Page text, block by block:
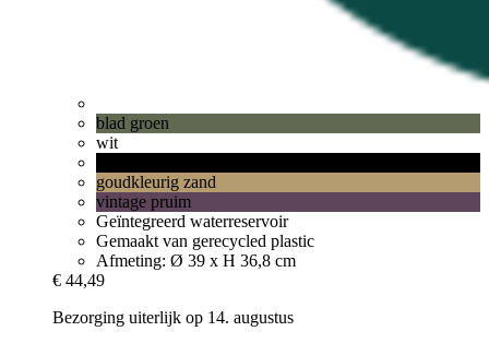
blad groen
wit
goudkleurig zand
vintage pruim
Geïntegreerd waterreservoir
Gemaakt van gerecycled plastic
Afmeting: Ø 39 x H 36,8 cm
€ 44,49
Bezorging uiterlijk op 14. augustus